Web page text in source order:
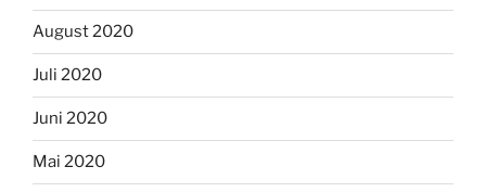
August 2020
Juli 2020
Juni 2020
Mai 2020